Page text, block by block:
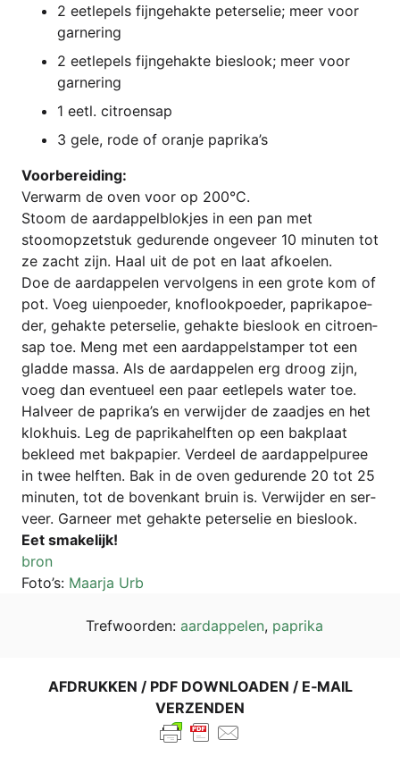
2 eetle­pels fijn­ge­hak­te peter­se­lie; meer voor
garnering
2 eetle­pels fijn­ge­hak­te bies­look; meer voor
garnering
1 eetl. citroensap
3 gele, rode of oran­je paprika’s
Voor­be­rei­ding:
Ver­warm de oven voor op 200°C.
Stoom de aard­ap­pel­blok­jes in een pan met
stoomop­zet­st­uk gedu­ren­de onge­ve­er 10 minu­ten tot
ze zacht zijn. Haal uit de pot en laat afkoelen.
Doe de aard­ap­pelen ver­vol­gens in een gro­te kom of
pot. Voeg uien­poe­der, kno­flook­poe­der, papri­ka­poe­
der, gehak­te peter­se­lie, gehak­te bies­look en citroen­
sap toe. Meng met een aard­ap­pel­stam­per tot een
glad­de mas­sa. Als de aard­ap­pelen erg droog zijn,
voeg dan even­tueel een paar eetle­pels water toe.
Hal­ve­er de paprika’s en ver­wij­der de zaad­jes en het
klok­huis. Leg de papri­ka­helf­ten op een bak­pla­at
bekleed met bak­pa­pier. Ver­deel de aard­ap­pel­pu­ree
in twee helf­ten. Bak in de oven gedu­ren­de 20 tot 25
minu­ten, tot de boven­kant bru­in is. Ver­wij­der en ser­
ve­er. Gar­neer met gehak­te peter­se­lie en bieslook.
Eet sma­ke­li­jk!
bron
Foto’s: Maar­ja Urb
Tref­wo­or­den: aard­ap­pelen, papri­ka
AFDRUK­KEN / PDF DOWN­LOA­DEN / E‑MAIL
VERZENDEN